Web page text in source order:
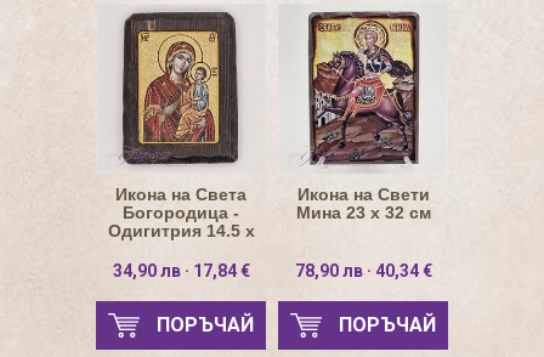
Икона на Света
Богородица -
Одигитрия 14.5 х
34,90 лв · 17,84 €
ПОРЪЧАЙ
Икона на Свети
Мина 23 х 32 см
78,90 лв · 40,34 €
ПОРЪЧАЙ